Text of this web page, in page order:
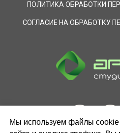
ПОЛИТИКА ОБРАБОТКИ
СОГЛАСИЕ НА ОБРАБОТКУ
Мы используем файлы cookie